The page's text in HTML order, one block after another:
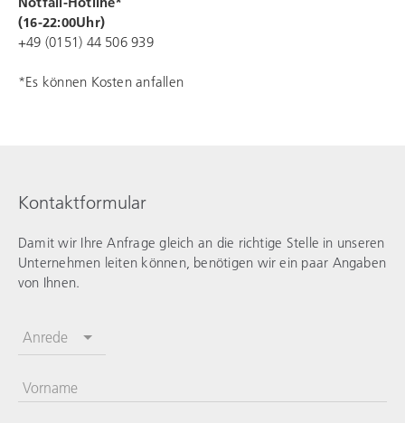
(16-22:00Uhr)
+49 (0151) 44 506 939
*Es können Kosten anfallen
Kontaktformular
Damit wir Ihre Anfrage gleich an die richtige Stelle in unseren
Unternehmen leiten können, benötigen wir ein paar Angaben
von Ihnen.
Anrede
Vorname